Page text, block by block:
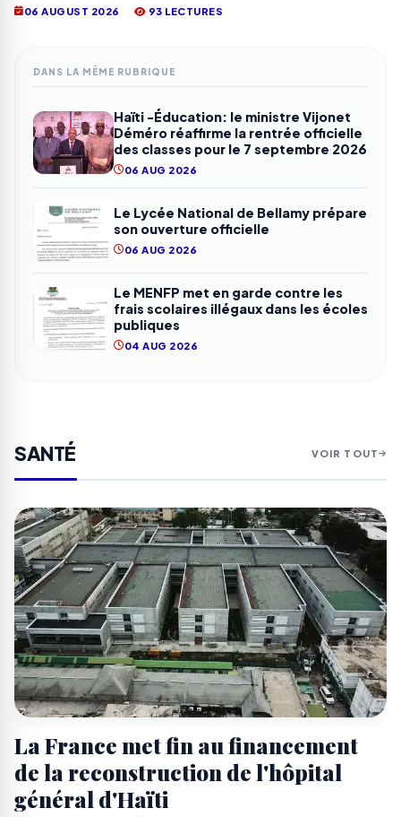
06 AUGUST 2026 93 LECTURES
DANS LA MÊME RUBRIQUE
Haïti -Éducation: le ministre Vijonet
Déméro réaffirme la rentrée officielle
des classes pour le 7 septembre 2026
06 AUG 2026
Le Lycée National de Bellamy prépare
son ouverture officielle
06 AUG 2026
Le MENFP met en garde contre les
frais scolaires illégaux dans les écoles
publiques
04 AUG 2026
SANTÉ VOIR TOUT
La France met fin au financement
de la reconstruction de l'hôpital
général d'Haïti